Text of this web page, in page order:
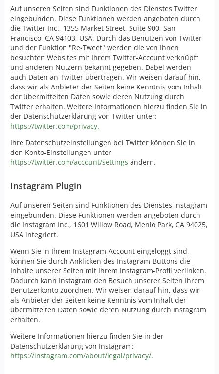
Auf unseren Seiten sind Funktionen des Dienstes Twitter
eingebunden. Diese Funktionen werden angeboten durch
die Twitter Inc., 1355 Market Street, Suite 900, San
Francisco, CA 94103, USA. Durch das Benutzen von Twitter
und der Funktion "Re-Tweet" werden die von Ihnen
besuchten Websites mit Ihrem Twitter-Account verknüpft
und anderen Nutzern bekannt gegeben. Dabei werden
auch Daten an Twitter übertragen. Wir weisen darauf hin,
dass wir als Anbieter der Seiten keine Kenntnis vom Inhalt
der übermittelten Daten sowie deren Nutzung durch
Twitter erhalten. Weitere Informationen hierzu finden Sie in
der Datenschutzerklärung von Twitter unter:
https://twitter.com/privacy.
Ihre Datenschutzeinstellungen bei Twitter können Sie in
den Konto-Einstellungen unter
https://twitter.com/account/settings ändern.
Instagram Plugin
Auf unseren Seiten sind Funktionen des Dienstes Instagram
eingebunden. Diese Funktionen werden angeboten durch
die Instagram Inc., 1601 Willow Road, Menlo Park, CA 94025,
USA integriert.
Wenn Sie in Ihrem Instagram-Account eingeloggt sind,
können Sie durch Anklicken des Instagram-Buttons die
Inhalte unserer Seiten mit Ihrem Instagram-Profil verlinken.
Dadurch kann Instagram den Besuch unserer Seiten Ihrem
Benutzerkonto zuordnen. Wir weisen darauf hin, dass wir
als Anbieter der Seiten keine Kenntnis vom Inhalt der
übermittelten Daten sowie deren Nutzung durch Instagram
erhalten.
Weitere Informationen hierzu finden Sie in der
Datenschutzerklärung von Instagram:
https://instagram.com/about/legal/privacy/.